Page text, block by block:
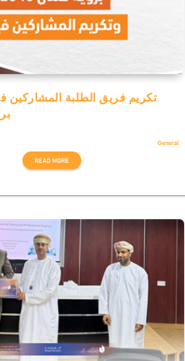
تكريم فريق الطلبة المشاركين
General
READ MORE